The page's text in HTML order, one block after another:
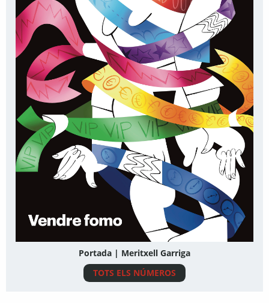
Portada | Meritxell Garriga
TOTS ELS NÚMEROS